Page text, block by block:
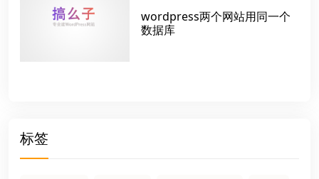
wordpress两个网站用同一个
数据库
标签